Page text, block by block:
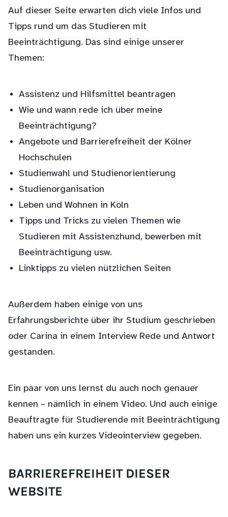
Auf dieser Seite erwarten dich viele Infos und
Tipps rund um das Studieren mit
Beeinträchtigung. Das sind einige unserer
Themen:
Assistenz und Hilfsmittel beantragen
Wie und wann rede ich über meine
Beeinträchtigung?
Angebote und Barrierefreiheit der Kölner
Hochschulen
Studienwahl und Studienorientierung
Studienorganisation
Leben und Wohnen in Köln
Tipps und Tricks zu vielen Themen wie
Studieren mit Assistenzhund, bewerben mit
Beeinträchtigung usw.
Linktipps zu vielen nützlichen Seiten
Außerdem haben einige von uns
Erfahrungsberichte über ihr Studium geschrieben
oder Carina in einem Interview Rede und Antwort
gestanden.
Ein paar von uns lernst du auch noch genauer
kennen – nämlich in einem Video. Und auch einige
Beauftragte für Studierende mit Beeinträchtigung
haben uns ein kurzes Videointerview gegeben.
BARRIEREFREIHEIT DIESER
WEBSITE